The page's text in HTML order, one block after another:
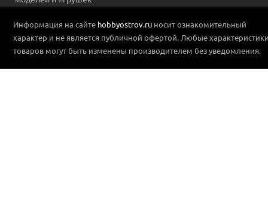
Информация на сайте hobbyostrov.ru носит ознакомительный
характер и не является публичной офертой. Любые
товаров могут быть изменены производителем без уведомления.